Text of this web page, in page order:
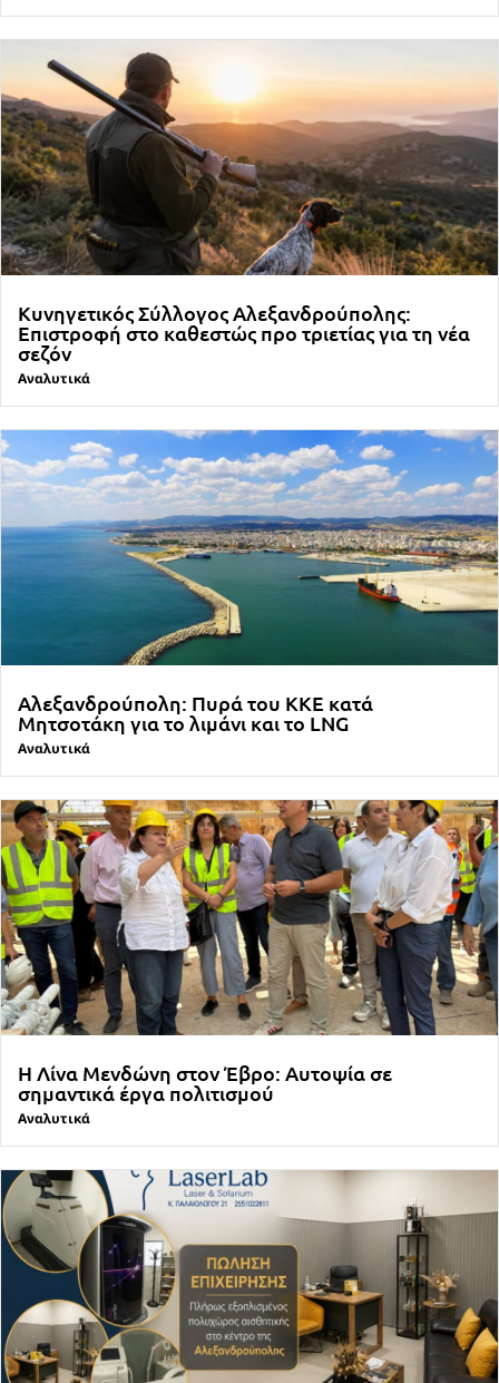
Κυνηγετικός Σύλλογος Αλεξανδρούπολης:
Επιστροφή στο καθεστώς προ τριετίας για τη νέα
σεζόν
Αναλυτικά
Αλεξανδρούπολη: Πυρά του ΚΚΕ κατά
Μητσοτάκη για το λιμάνι και το LNG
Αναλυτικά
Η Λίνα Μενδώνη στον Έβρο: Αυτοψία σε
σημαντικά έργα πολιτισμού
Αναλυτικά